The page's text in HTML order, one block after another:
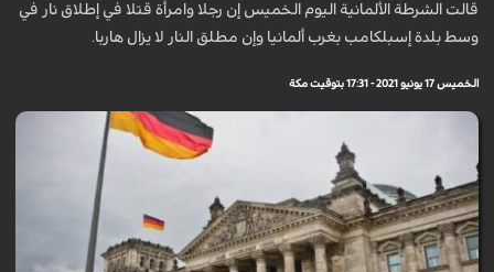
قالت الشرطة الألمانية اليوم الخميس إن رجلا وامرأة قتلا في إطلاق نار في
وسط بلدة إسبلكامب بغرب ألمانيا وإن مطلق النار لا يزال هاربا.
الخميس 17 يونيو 2021 - 17:31 بتوقيت مكة